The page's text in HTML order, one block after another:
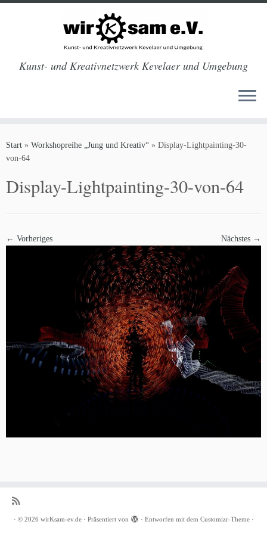
Inhalt
springen
Kunst- und Kreativnetzwerk Kevelaer und Umgebung
Start » Workshopreihe „Jung und Kreativ“ » Display-Lightpainting-30-
von-64
Display-Lightpainting-30-von-64
← Vorheriges Nächstes →
· © 2026 wirKsam-ev.de· Präsentiert von · Entworfen mit dem Customizr-Theme·